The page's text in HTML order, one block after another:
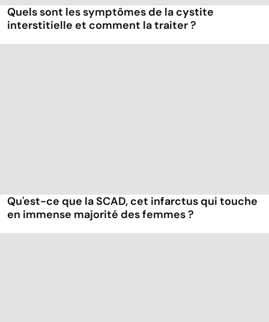
Quels sont les symptômes de la cystite
interstitielle et comment la traiter ?
Qu'est-ce que la SCAD, cet infarctus qui touche
en immense majorité des femmes ?